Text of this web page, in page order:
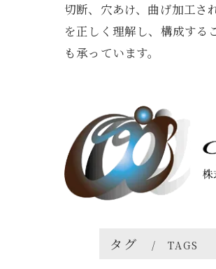
切断、穴あけ、曲げ加工さ
を正しく理解し、構成する
も承っています。
タグ TAGS